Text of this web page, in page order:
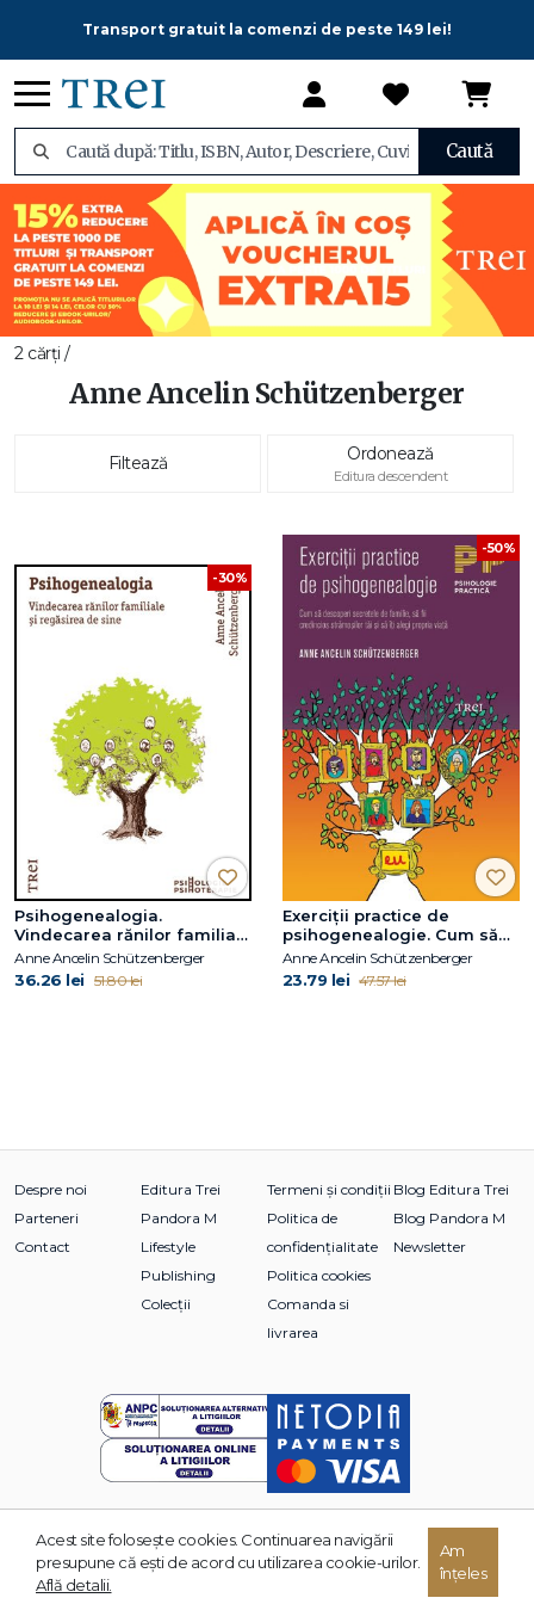
Transport gratuit la comenzi de peste 149 lei!
Caută
2 cărți /
Anne Ancelin Schützenberger
Filtează Ordonează
Editura descendent
-30%
Psihogenealogia.
Vindecarea rănilor familiale
şi regăsirea de sine
Anne Ancelin Schützenberger
36.26 lei 51.80 lei
-50%
Exerciţii practice de
psihogenealogie. Cum să
descoperi secretele de
familie, să fii credincios
strămoşilor tăi şi să îţi alegi
Anne Ancelin Schützenberger
23.79 lei 47.57 lei
Despre noi
Parteneri
Contact
Editura Trei
Pandora M
Lifestyle
Publishing
Colecții
Termeni și condiții
Politica de
confidențialitate
Politica cookies
Comanda si
livrarea
Blog Editura Trei
Blog Pandora M
Newsletter
© 2026 Grupul Editorial TREI. Toate drepturile rezervate.
Acest site foloseşte cookies. Continuarea navigării
presupune că eşti de acord cu utilizarea cookie-urilor.
Află detalii.
Am
înțeles